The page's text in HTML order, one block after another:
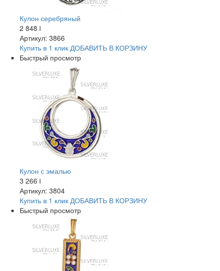
Кулон серебряный
2 848 i
Артикул: 3866
Купить в 1 клик ДОБАВИТЬ В КОРЗИНУ
Быстрый просмотр
Кулон с эмалью
3 266 i
Артикул: 3804
Купить в 1 клик ДОБАВИТЬ В КОРЗИНУ
Быстрый просмотр